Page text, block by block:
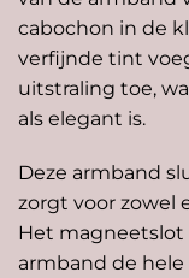
cabochon in de
verfijnde tint
uitstraling toe,
als elegant is.
Deze armband
zorgt voor zowel
Het magneetslot
armband de